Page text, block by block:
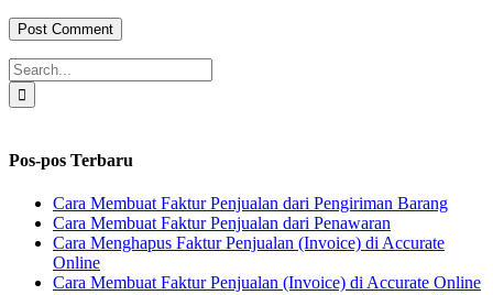
Search
for:
Pos-pos Terbaru
Cara Membuat Faktur Penjualan dari Pengiriman Barang
Cara Membuat Faktur Penjualan dari Penawaran
Cara Menghapus Faktur Penjualan (Invoice) di Accurate
Online
Cara Membuat Faktur Penjualan (Invoice) di Accurate Online